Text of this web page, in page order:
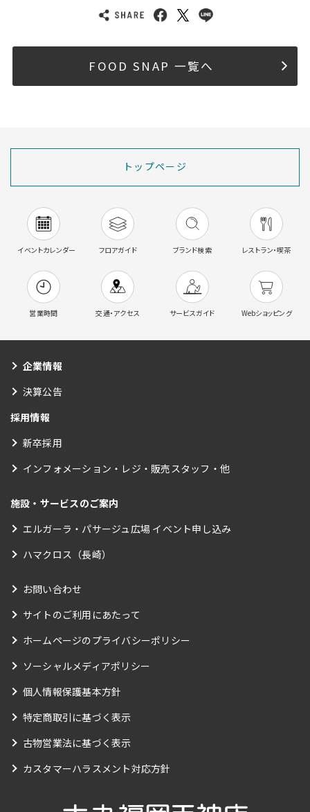
FOOD SNAP 一覧へ
トップページ
イベントカレンダー フロアガイド ブランド検索 レストラン・喫茶
営業時間 交通・アクセス サービスガイド Webショッピング
企業情報
決算公告
採用情報
新卒採用
インフォメーション・レジ・販売スタッフ・他
施設・サービスのご案内
エルガーラ・パサージュ広場 イベント申し込み
ハマクロス（長崎）
お問い合わせ
サイトのご利用にあたって
ホームページのプライバシーポリシー
ソーシャルメディアポリシー
個人情報保護基本方針
特定商取引に基づく表示
古物営業法に基づく表示
カスタマーハラスメント対応方針